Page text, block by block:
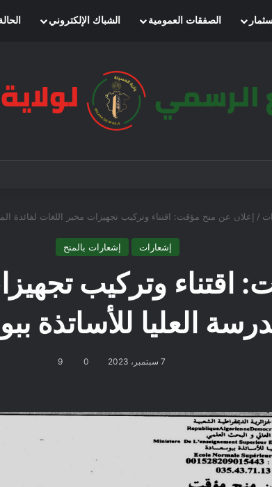
الصفقات العمومية الشباك الإلكتروني
/ إعلان عن منح مؤقت: اقتناء وتركيب تجهيزات مخبر اللغات لفائدة
إشعارات إشعارات بالمنح
اقتناء وتركيب
العليا للأساتذة
7 سبتمبر، 2023 0
9